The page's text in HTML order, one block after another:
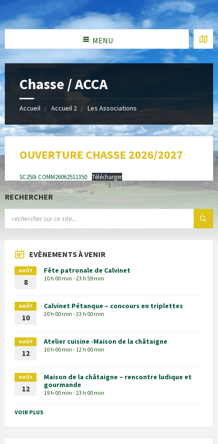
MENU
Chasse / ACCA
Accueil Accueil 2 Les Associations
OUVERTURE CHASSE 2026/2027
SC250i COMM26062511350 Télécharger
RECHERCHER
EVÈNEMENTS À VENIR
AOÛT
8
Fête patronale de Calvinet
10 h 00 min - 23 h 59 min
AOÛT
10
Calvinet Pétanque – concours en triplettes
20 h 00 min - 23 h 00 min
AOÛT
12
Atelier cuisine -Maison de la châtaigne
10 h 00 min - 12 h 00 min
AOÛT
12
Maison de la châtaigne – rencontre ludique et
gourmande
19 h 00 min - 23 h 00 min
VOIR PLUS